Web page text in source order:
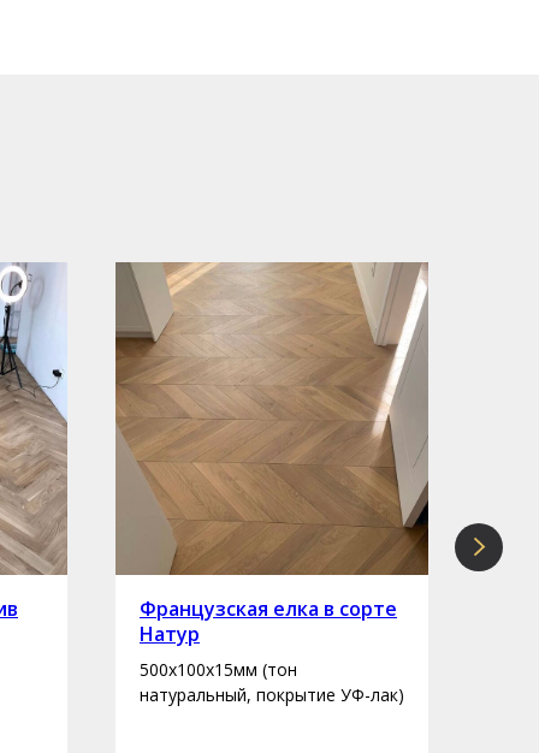
Французская елка в сорте
Натур
500х100х15мм (тон
натуральный, покрытие УФ-лак)